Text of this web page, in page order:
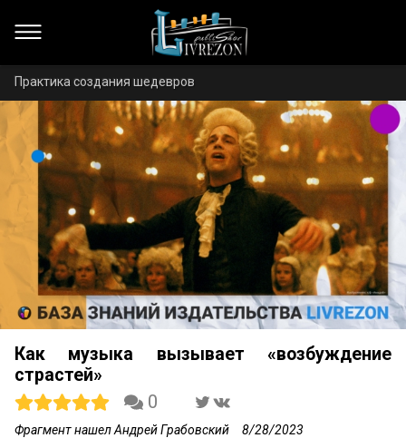
Практика создания шедевров
Как музыка вызывает «возбуждение
страстей»
0
Фрагмент нашел Андрей Грабовский 8/28/2023